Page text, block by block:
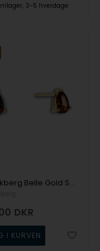
3-5 hverdage
Mockberg Belle Gold Sm. Studs Coffee Ørering
DKR